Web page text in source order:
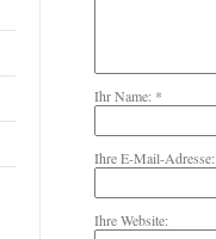
Ihr Name: *
Ihre E-Mail-
Ihre Website: